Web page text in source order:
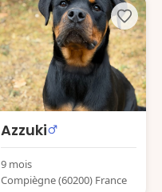
Azzuki
9 mois
Compiègne (60200) France